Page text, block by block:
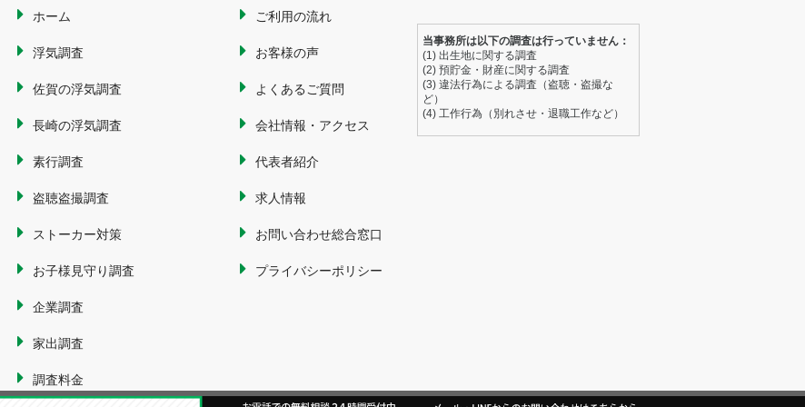
ホーム
浮気調査
佐賀の浮気調査
長崎の浮気調査
素行調査
盗聴盗撮調査
ストーカー対策
お子様見守り調査
企業調査
家出調査
調査料金
ご利用の流れ
お客様の声
よくあるご質問
会社情報・アクセス
代表者紹介
求人情報
お問い合わせ総合窓口
プライバシーポリシー
当事務所は以下の調査は行っていません：
(1) 出生地に関する調査
(2) 預貯金・財産に関する調査
(3) 違法行為による調査（盗聴・盗撮な
ど）
(4) 工作行為（別れさせ・退職工作など）